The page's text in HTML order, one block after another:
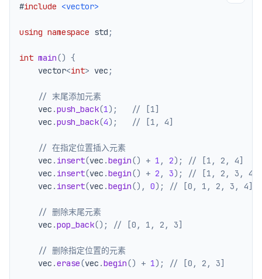
#include <vector>
using namespace std ;
int main() {
    vector
<int> vec ;
// 末尾添加元素
    vec
.push_back(1) ;
// [1]
    vec
.push_back(4) ; // [1, 4]
// 在指定位置插入元素
    vec
. insert(vec .begin() + 1 , 2) ;
// [1, 2, 4]
    vec
. insert(vec .begin() + 2 , 3) ;
// [1, 2, 3, 4]
    vec
. insert(vec .begin() , 0) ; // [0, 1, 2, 3, 4]
// 删除末尾元素
    vec
.pop_back() ; // [0, 1, 2, 3]
// 删除指定位置的元素
    vec
.erase(vec .begin() + 1) ; // [0, 2, 3]